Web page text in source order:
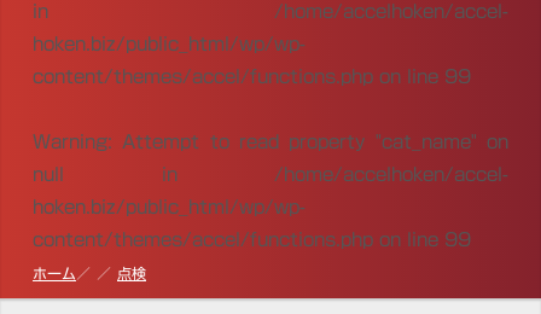
in /home/accelhoken/accel-
hoken.biz/public_html/wp/wp-
content/themes/accel/functions.php on line 99
Warning: Attempt to read property "cat_name" on
null in /home/accelhoken/accel-
hoken.biz/public_html/wp/wp-
content/themes/accel/functions.php on line 99
ホーム 点検